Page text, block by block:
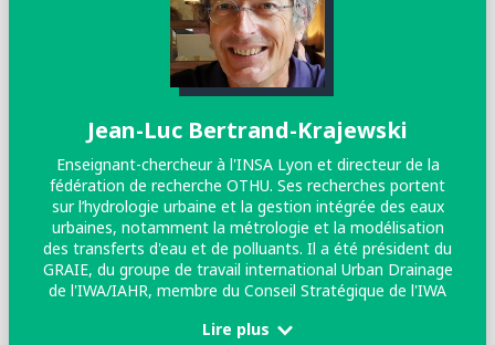
Jean-Luc Bertrand-Krajewski
Enseignant-chercheur à l'INSA Lyon et directeur de la
fédération de recherche OTHU. Ses recherches portent
sur l’hydrologie urbaine et la gestion intégrée des eaux
urbaines, notamment la métrologie et la modélisation
des transferts d'eau et de polluants. Il a été président du
GRAIE, du groupe de travail international Urban Drainage
de l'IWA/IAHR, membre du Conseil Stratégique de l'IWA
responsables. Il est actuellement Fellow de l'IWA et
Lire plus